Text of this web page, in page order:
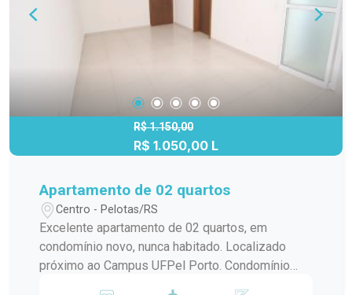
R$ 1.150,00
R$ 1.050,00 L
Apartamento de 02 quartos
Centro - Pelotas/RS
Excelente apartamento de 02 quartos, em
condomínio novo, nunca habitado. Localizado
próximo ao Campus UFPel Porto. Condomínio